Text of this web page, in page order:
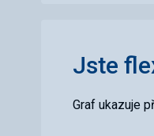
Jste
Graf ukazuje